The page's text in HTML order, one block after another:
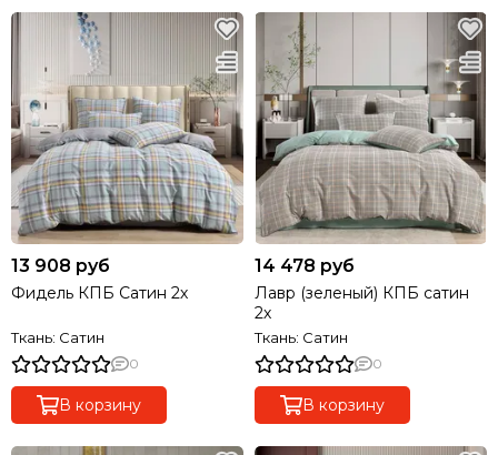
13 908 руб
Фидель КПБ Сатин 2х
Ткань: Сатин
0
В корзину
14 478 руб
Лавр (зеленый) КПБ сатин
2х
Ткань: Сатин
0
В корзину